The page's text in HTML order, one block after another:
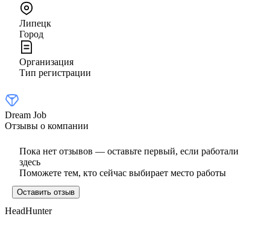
Липецк
Город
Организация
Тип регистрации
Dream Job
Отзывы о компании
Пока нет отзывов — оставьте первый, если работали
здесь
Поможете тем, кто сейчас выбирает место работы
Оставить отзыв
HeadHunter